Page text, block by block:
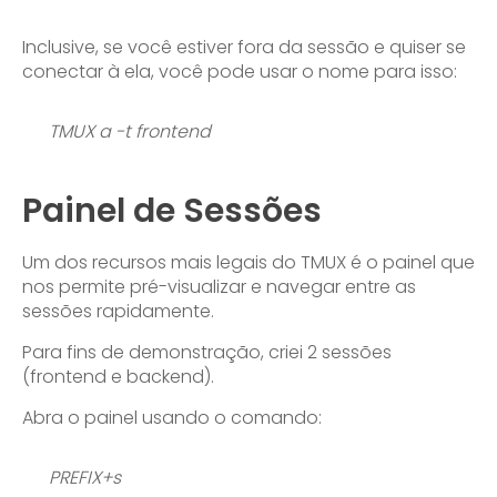
Inclusive, se você estiver fora da sessão e quiser se
conectar à ela, você pode usar o nome para isso:
TMUX a -t frontend
Painel de Sessões
Um dos recursos mais legais do TMUX é o painel que
nos permite pré-visualizar e navegar entre as
sessões rapidamente.
Para fins de demonstração, criei 2 sessões
(frontend e backend).
Abra o painel usando o comando:
PREFIX+s